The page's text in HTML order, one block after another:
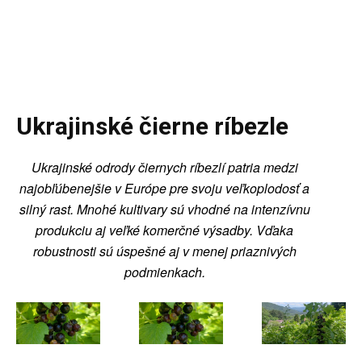
Ukrajinské čierne ríbezle
Ukrajinské odrody čiernych ríbezlí patria medzi
najobľúbenejšie v Európe pre svoju veľkoplodosť a
silný rast. Mnohé kultivary sú vhodné na intenzívnu
produkciu aj veľké komerčné výsadby. Vďaka
robustnosti sú úspešné aj v menej priaznivých
podmienkach.